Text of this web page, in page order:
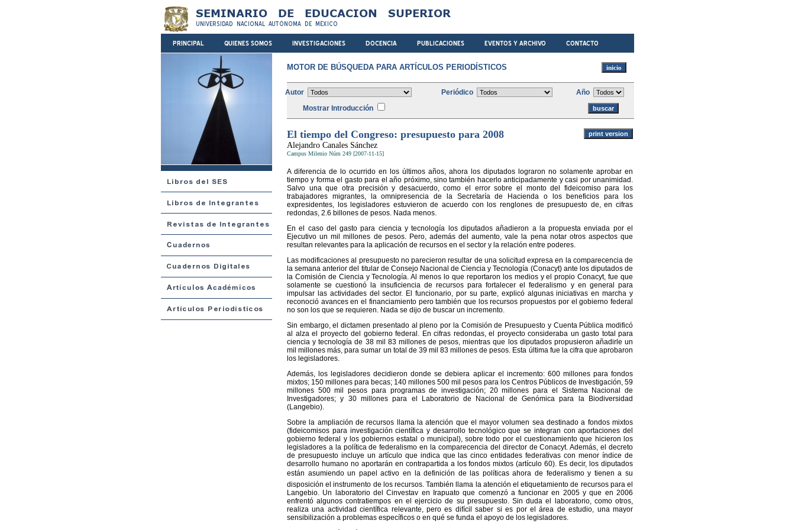
MOTOR DE BÚSQUEDA PARA ARTÍCULOS PERIODÍSTICOS
Autor Periódico
Año
Mostrar Introducción
El tiempo del Congreso: presupuesto para 2008
Alejandro Canales Sánchez
Campus Milenio Núm 249 [2007-11-15]
A diferencia de lo ocurrido en los últimos años, ahora los diputados lograron no solamente aprobar en
tiempo y forma el gasto para el año próximo, sino también hacerlo anticipadamente y casi por unanimidad.
Salvo una que otra precisión y desacuerdo, como el error sobre el monto del fideicomiso para los
trabajadores migrantes, la omnipresencia de la Secretaría de Hacienda o los beneficios para los
expresidentes, los legisladores estuvieron de acuerdo con los renglones de presupuesto de, en cifras
redondas, 2.6 billones de pesos. Nada menos.
En el caso del gasto para ciencia y tecnología los diputados añadieron a la propuesta enviada por el
Ejecutivo un mil millones de pesos. Pero, además del aumento, vale la pena notar otros aspectos que
resultan relevantes para la aplicación de recursos en el sector y la relación entre poderes.
Las modificaciones al presupuesto no parecieron resultar de una solicitud expresa en la comparecencia de
la semana anterior del titular de Consejo Nacional de Ciencia y Tecnología (Conacyt) ante los diputados de
la Comisión de Ciencia y Tecnología. Al menos lo que reportaron los medios y el propio Conacyt, fue que
solamente se cuestionó la insuficiencia de recursos para fortalecer el federalismo y en general para
impulsar las actividades del sector. El funcionario, por su parte, explicó algunas iniciativas en marcha y
reconoció avances en el financiamiento pero también que los recursos propuestos por el gobierno federal
no son los que se requieren. Nada se dijo de buscar un incremento.
Sin embargo, el dictamen presentado al pleno por la Comisión de Presupuesto y Cuenta Pública modificó
al alza el proyecto del gobierno federal. En cifras redondas, el proyecto consideraba un gasto total para
ciencia y tecnología de 38 mil 83 millones de pesos, mientras que los diputados propusieron añadirle un
mil millones más, para sumar un total de 39 mil 83 millones de pesos. Esta última fue la cifra que aprobaron
los legisladores.
Además, los legisladores decidieron donde se debiera aplicar el incremento: 600 millones para fondos
mixtos; 150 millones para becas; 140 millones 500 mil pesos para los Centros Públicos de Investigación, 59
millones 500 mil pesos para programas de investigación; 20 millones para el Sistema Nacional de
Investigadores; y 30 millones para el Laboratorio de Nacional de Genómica para la Biodiversidad
(Langebio).
Sobre la ampliación de recursos llama la atención que el mayor volumen sea destinado a fondos mixtos
(fideicomisos para investigación científica y desarrollo tecnológico que se integran con aportaciones del
gobierno federal y los gobiernos estatal o municipal), sobre todo por el cuestionamiento que hicieron los
legisladores a la política de federalismo en la comparecencia del director de Conacyt. Además, el decreto
de presupuesto incluye un artículo que indica que las cinco entidades federativas con menor índice de
desarrollo humano no aportarán en contrapartida a los fondos mixtos (artículo 60). Es decir, los diputados
están asumiendo un papel activo en la definición de las políticas ahora de federalismo y tienen a su
disposición el instrumento de los recursos. También llama la atención el etiquetamiento de recursos para el
Langebio. Un laboratorio del Cinvestav en Irapuato que comenzó a funcionar en 2005 y que en 2006
enfrentó algunos contratiempos en el ejercicio de su presupuesto. Sin duda el laboratorio, como otros,
realiza una actividad científica relevante, pero es difícil saber si es por el área de estudio, una mayor
sensibilización a problemas específicos o en qué se funda el apoyo de los legisladores.